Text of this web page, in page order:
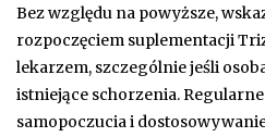
Bez względu na powyższe,
rozpoczęciem suplementacji
lekarzem, szczególnie jeśli
istniejące schorzenia.
samopoczucia i